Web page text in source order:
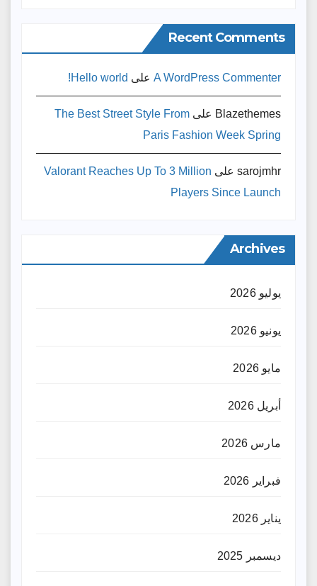
Recent Comments
A WordPress Commenter على Hello world!
Blazethemes على The Best Street Style From
Paris Fashion Week Spring
sarojmhr على Valorant Reaches Up To 3 Million
Players Since Launch
Archives
يوليو 2026
يونيو 2026
مايو 2026
أبريل 2026
مارس 2026
فبراير 2026
يناير 2026
ديسمبر 2025